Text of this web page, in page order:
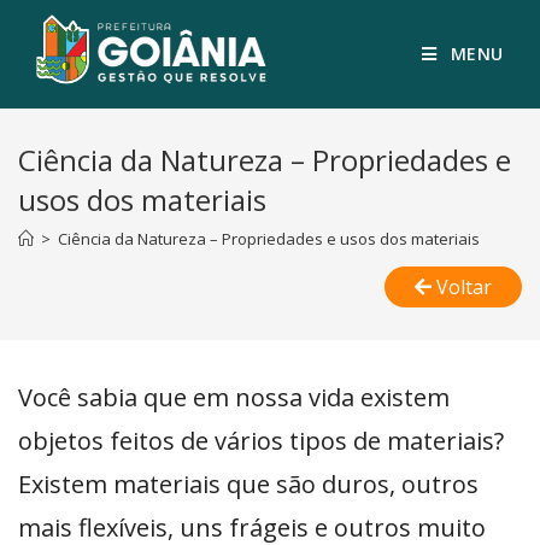
MENU
Ciência da Natureza – Propriedades e
usos dos materiais
> Ciência da Natureza – Propriedades e usos dos materiais
Voltar
Você sabia que em nossa vida existem
objetos feitos de vários tipos de materiais?
Existem materiais que são duros, outros
mais flexíveis, uns frágeis e outros muito